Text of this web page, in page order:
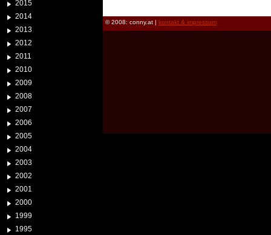
2015
2014
2013
2012
2011
2010
2009
2008
2007
2006
2005
2004
2003
2002
2001
2000
1999
1995
© 2008: conny.at | kontakt & impressum